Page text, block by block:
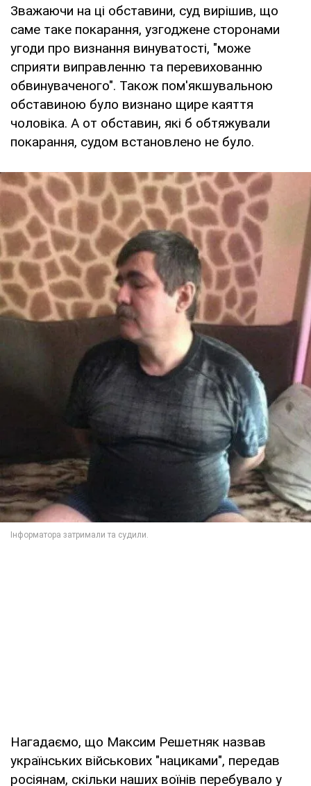
Зважаючи на ці обставини, суд вирішив, що
саме таке покарання, узгоджене сторонами
угоди про визнання винуватості, "може
сприяти виправленню та перевихованню
обвинуваченого". Також пом'якшувальною
обставиною було визнано щире каяття
чоловіка. А от обставин, які б обтяжували
покарання, судом встановлено не було.
Нагадаємо, що Максим Решетняк назвав
українських військових "нациками", передав
росіянам, скільки наших воїнів перебувало у